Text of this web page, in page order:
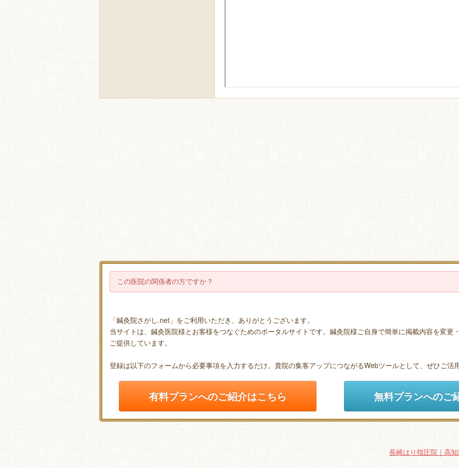
この医院の関係者の方ですか？
「鍼灸院さがし.net」をご利用いただき、ありがとうございます。
当サイトは、鍼灸医院様とお客様をつなぐためのポータルサイトです。鍼灸院様ご自身で簡単に掲載内容を変更
ご提供しています。
登録は以下のフォームから必要事項を入力するだけ。貴院の集客アップにつながるWebツールとして、ぜひご活
有料プランへのご紹介はこちら 無料プランへのご
長崎はり指圧院｜高